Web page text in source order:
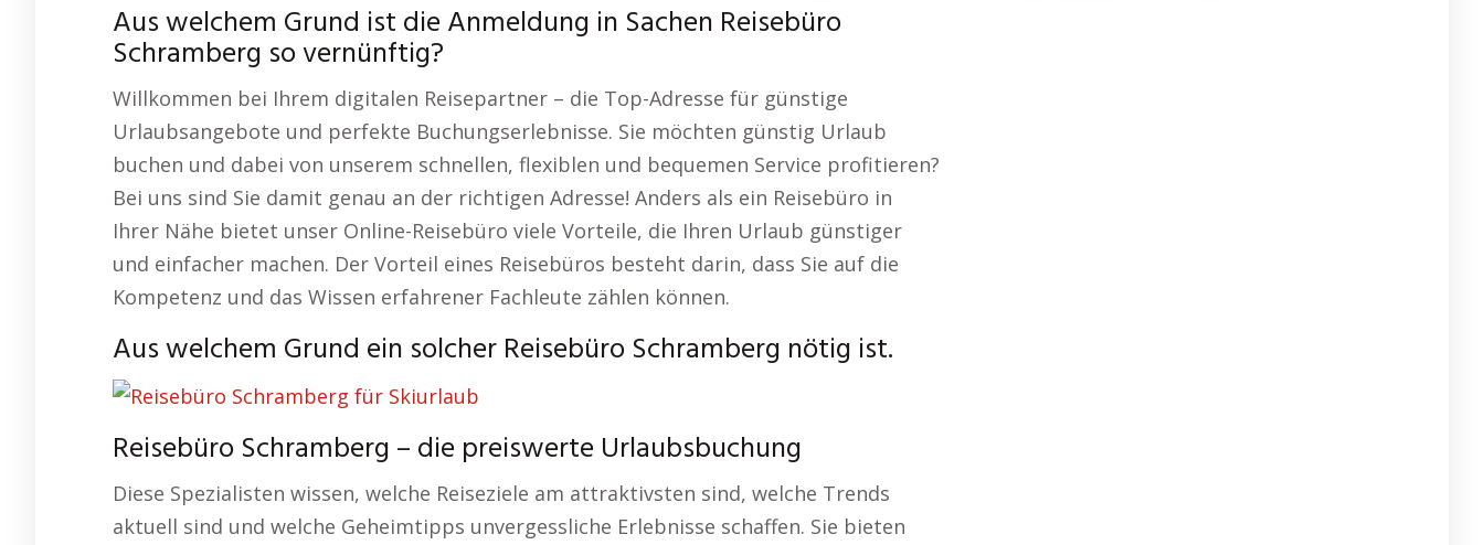
Aus welchem Grund ist die Anmeldung in Sachen Reisebüro
Schramberg so vernünftig?
Willkommen bei Ihrem digitalen Reisepartner – die Top-Adresse für günstige
Urlaubsangebote und perfekte Buchungserlebnisse. Sie möchten günstig Urlaub
buchen und dabei von unserem schnellen, flexiblen und bequemen Service profitieren?
Bei uns sind Sie damit genau an der richtigen Adresse! Anders als ein Reisebüro in
Ihrer Nähe bietet unser Online-Reisebüro viele Vorteile, die Ihren Urlaub günstiger
und einfacher machen. Der Vorteil eines Reisebüros besteht darin, dass Sie auf die
Kompetenz und das Wissen erfahrener Fachleute zählen können.
Aus welchem Grund ein solcher Reisebüro Schramberg nötig ist.
Reisebüro Schramberg – die preiswerte Urlaubsbuchung
Diese Spezialisten wissen, welche Reiseziele am attraktivsten sind, welche Trends
aktuell sind und welche Geheimtipps unvergessliche Erlebnisse schaffen. Sie bieten